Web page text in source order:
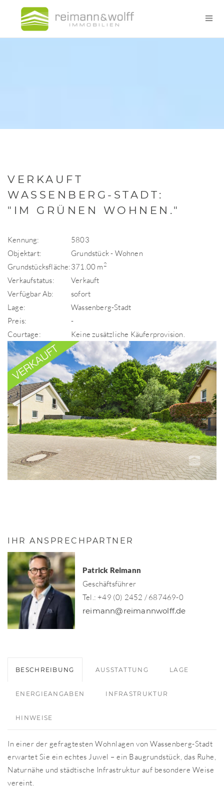
VERKAUFT
WASSENBERG-STADT:
"IM GRÜNEN WOHNEN."
Kennung:
5803
Objektart:
Grundstück - Wohnen
Grundstücksfläche:371.00 m2
Verkaufstatus:
Verkauft
Verfügbar Ab:
sofort
Lage:
Wassenberg-Stadt
Preis:
-
Courtage:
Keine zusätzliche Käuferprovision.
IHR ANSPRECHPARTNER
Patrick Reimann
Geschäftsführer
Tel.: +49 (0) 2452 / 687469-0
reimann@reimannwolff.de
BESCHREIBUNG AUSSTATTUNG LAGE
ENERGIEANGABEN INFRASTRUKTUR
HINWEISE
In einer der gefragtesten Wohnlagen von Wassenberg-Stadt
erwartet Sie ein echtes Juwel – ein Baugrundstück, das Ruhe,
Naturnähe und städtische Infrastruktur auf besondere Weise
vereint.